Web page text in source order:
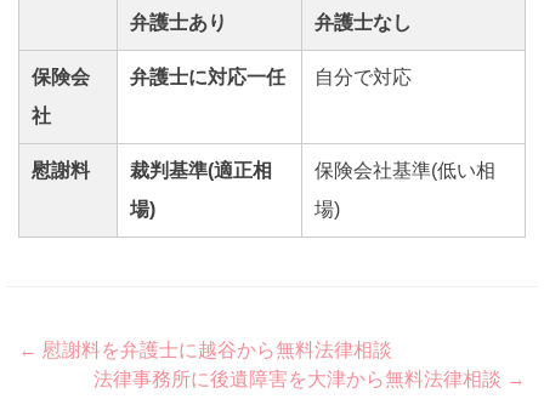
弁護士あり 弁護士なし
保険会
社
弁護士に対応一任 自分で対応
慰謝料
裁判基準(適正相
場)
保険会社基準(低い相
場)
Post
navigation
← 慰謝料を弁護士に越谷から無料法律相談
法律事務所に後遺障害を大津から無料法律相談 →